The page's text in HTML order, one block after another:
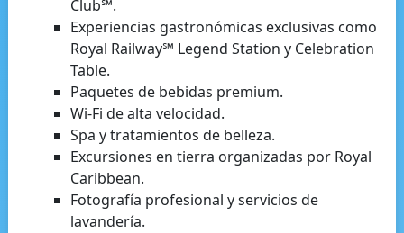
Club℠.
Experiencias gastronómicas exclusivas como
Royal Railway℠ Legend Station y Celebration
Table.
Paquetes de bebidas premium.
Wi-Fi de alta velocidad.
Spa y tratamientos de belleza.
Excursiones en tierra organizadas por Royal
Caribbean.
Fotografía profesional y servicios de
lavandería.